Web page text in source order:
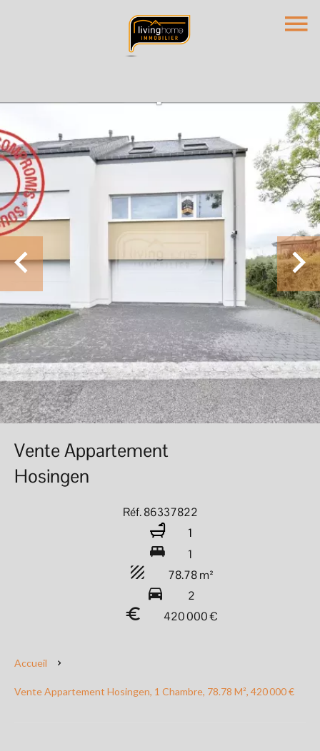
Vente Appartement
Hosingen
Réf. 86337822
1
1
78.78 m²
2
420 000 €
Accueil
Vente Appartement Hosingen, 1 Chambre, 78.78 M², 420 000 €